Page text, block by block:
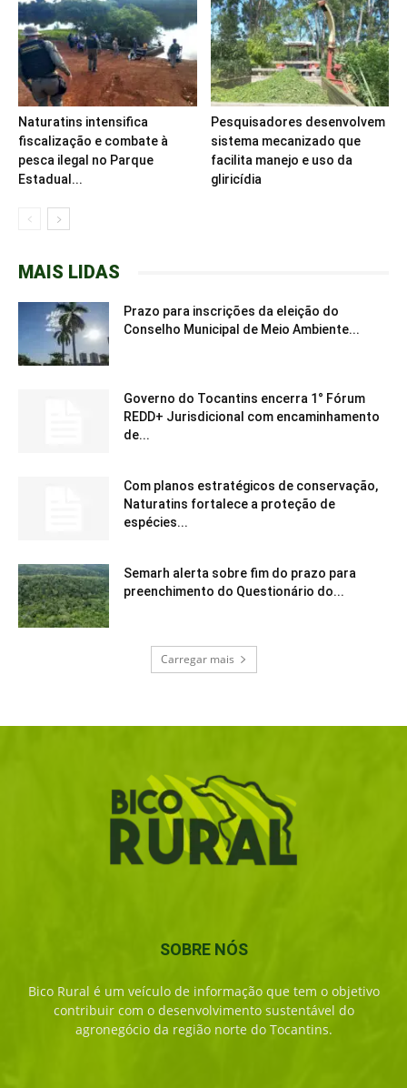
Naturatins intensifica
fiscalização e combate à
pesca ilegal no Parque
Estadual...
Pesquisadores desenvolvem
sistema mecanizado que
facilita manejo e uso da
gliricídia
MAIS LIDAS
Prazo para inscrições da eleição do
Conselho Municipal de Meio Ambiente...
Governo do Tocantins encerra 1° Fórum
REDD+ Jurisdicional com encaminhamento
de...
Com planos estratégicos de conservação,
Naturatins fortalece a proteção de
espécies...
Semarh alerta sobre fim do prazo para
preenchimento do Questionário do...
Carregar mais
SOBRE NÓS
Bico Rural é um veículo de informação que tem o objetivo
contribuir com o desenvolvimento sustentável do
agronegócio da região norte do Tocantins.